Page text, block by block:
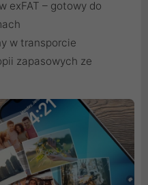
exFAT – gotowy do
w transporcie
zapasowych ze